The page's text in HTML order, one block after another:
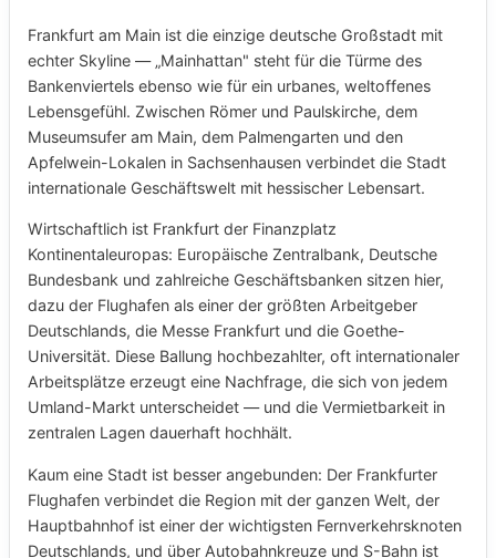
Frankfurt am Main ist die einzige deutsche Großstadt mit
echter Skyline — „Mainhattan" steht für die Türme des
Bankenviertels ebenso wie für ein urbanes, weltoffenes
Lebensgefühl. Zwischen Römer und Paulskirche, dem
Museumsufer am Main, dem Palmengarten und den
Apfelwein-Lokalen in Sachsenhausen verbindet die Stadt
internationale Geschäftswelt mit hessischer Lebensart.
Wirtschaftlich ist Frankfurt der Finanzplatz
Kontinentaleuropas: Europäische Zentralbank, Deutsche
Bundesbank und zahlreiche Geschäftsbanken sitzen hier,
dazu der Flughafen als einer der größten Arbeitgeber
Deutschlands, die Messe Frankfurt und die Goethe-
Universität. Diese Ballung hochbezahlter, oft internationaler
Arbeitsplätze erzeugt eine Nachfrage, die sich von jedem
Umland-Markt unterscheidet — und die Vermietbarkeit in
zentralen Lagen dauerhaft hochhält.
Kaum eine Stadt ist besser angebunden: Der Frankfurter
Flughafen verbindet die Region mit der ganzen Welt, der
Hauptbahnhof ist einer der wichtigsten Fernverkehrsknoten
Deutschlands, und über Autobahnkreuze und S-Bahn ist